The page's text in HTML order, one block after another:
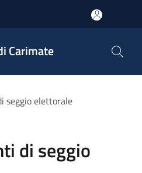
Carimate
seggio elettorale
di seggio